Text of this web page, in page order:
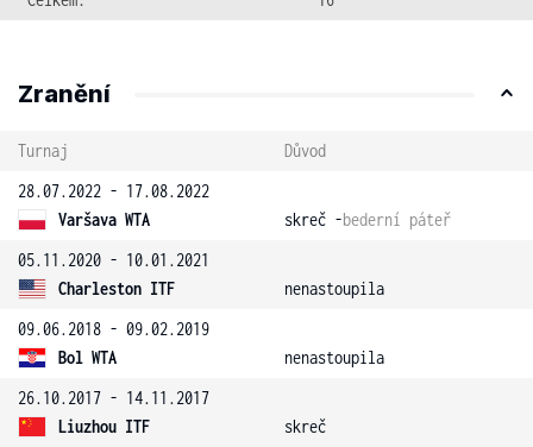
Zranění
Turnaj
Důvod
28.07.2022 - 17.08.2022
Varšava WTA
skreč -bederní páteř
05.11.2020 - 10.01.2021
Charleston ITF
nenastoupila
09.06.2018 - 09.02.2019
Bol WTA
nenastoupila
26.10.2017 - 14.11.2017
Liuzhou ITF
skreč